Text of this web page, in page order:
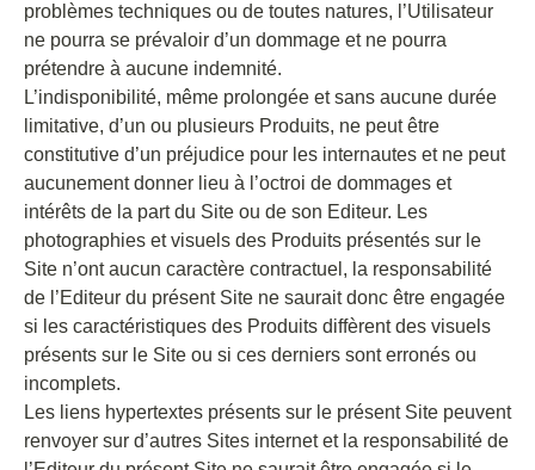
problèmes techniques ou de toutes natures, l’Utilisateur
ne pourra se prévaloir d’un dommage et ne pourra
prétendre à aucune indemnité.
L’indisponibilité, même prolongée et sans aucune durée
limitative, d’un ou plusieurs Produits, ne peut être
constitutive d’un préjudice pour les internautes et ne peut
aucunement donner lieu à l’octroi de dommages et
intérêts de la part du Site ou de son Editeur. Les
photographies et visuels des Produits présentés sur le
Site n’ont aucun caractère contractuel, la responsabilité
de l’Editeur du présent Site ne saurait donc être engagée
si les caractéristiques des Produits diffèrent des visuels
présents sur le Site ou si ces derniers sont erronés ou
incomplets.
Les liens hypertextes présents sur le présent Site peuvent
renvoyer sur d’autres Sites internet et la responsabilité de